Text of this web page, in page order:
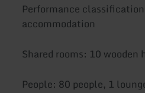
Performance
accommodation
Shared rooms: 10 wooden
People: 80 people, 1